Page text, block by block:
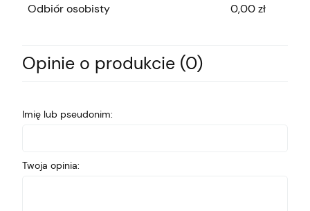
Odbiór osobisty 0,00 zł
Opinie o produkcie (0)
Imię lub pseudonim:
Twoja opinia: